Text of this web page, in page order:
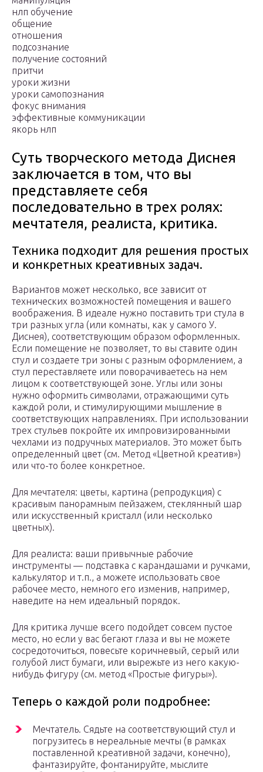
нлп обучение
общение
отношения
подсознание
получение состояний
притчи
уроки жизни
уроки самопознания
фокус внимания
эффективные коммуникации
якорь нлп
Суть творческого метода Диснея
заключается в том, что вы
представляете себя
последовательно в трех ролях:
мечтателя, реалиста, критика.
Техника подходит для решения простых
и конкретных креативных задач.
Вариантов может несколько, все зависит от
технических возможностей помещения и вашего
воображения. В идеале нужно поставить три стула в
три разных угла (или комнаты, как у самого У.
Диснея), соответствующим образом оформленных.
Если помещение не позволяет, то вы ставите один
стул и создаете три зоны с разным оформлением, а
стул переставляете или поворачиваетесь на нем
лицом к соответствующей зоне. Углы или зоны
нужно оформить символами, отражающими суть
каждой роли, и стимулирующими мышление в
соответствующих направлениях. При использовании
трех стульев покройте их импровизированными
чехлами из подручных материалов. Это может быть
определенный цвет (см. Метод «Цветной креатив»)
или что-то более конкретное.
Для мечтателя: цветы, картина (репродукция) с
красивым панорамным пейзажем, стеклянный шар
или искусственный кристалл (или несколько
цветных).
Для реалиста: ваши привычные рабочие
инструменты — подставка с карандашами и ручками,
калькулятор и т.п., а можете использовать свое
рабочее место, немного его изменив, например,
наведите на нем идеальный порядок.
Для критика лучше всего подойдет совсем пустое
место, но если у вас бегают глаза и вы не можете
сосредоточиться, повесьте коричневый, серый или
голубой лист бумаги, или вырежьте из него какую-
нибудь фигуру (см. метод «Простые фигуры»).
Теперь о каждой роли подробнее:
Мечтатель. Сядьте на соответствующий стул и
погрузитесь в нереальные мечты (в рамках
поставленной креативной задачи, конечно),
фантазируйте, фонтанируйте, мыслите